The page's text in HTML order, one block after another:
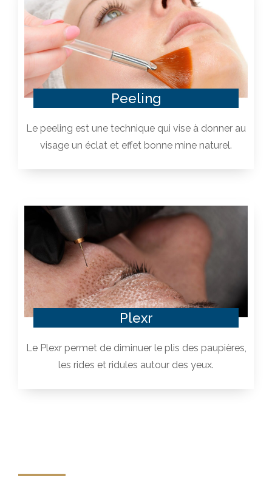
Peeling
Le peeling est une technique qui vise à donner au
visage un éclat et effet bonne mine naturel.
Plexr
Le Plexr permet de diminuer le plis des paupières,
les rides et ridules autour des yeux.